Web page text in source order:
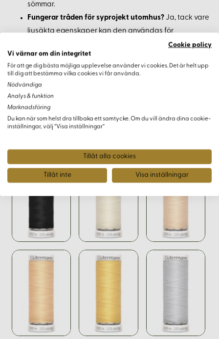
sömmar.
Fungerar tråden för syprojekt utomhus? Ja, tack vare
ljusäkta egenskaper kan den användas för
utomhusprojekt där den utsätts för solljus.
Är den här tråden kompatibel med alla symaskiner?
Ja, den kan användas med de flesta symaskiner på
marknaden.
Cookie policy
Vi värnar om din integritet
För att ge dig bästa möjliga upplevelse använder vi cookies. Det är helt upp
till dig att bestämma vilka cookies vi får använda.
Nödvändiga
Analys & funktion
Marknadsföring
Du kan när som helst dra tillbaka ett samtycke. Om du vill ändra dina cookie-
inställningar, välj “Visa inställningar”
Tillåt alla cookies
Tillåt inte Visa inställningar